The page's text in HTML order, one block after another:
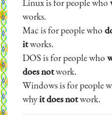
Linux is for people who
works.
Mac is for people who
itworks.
DOS is for people who
does notwork.
Windows is for people
whyit does notwork.